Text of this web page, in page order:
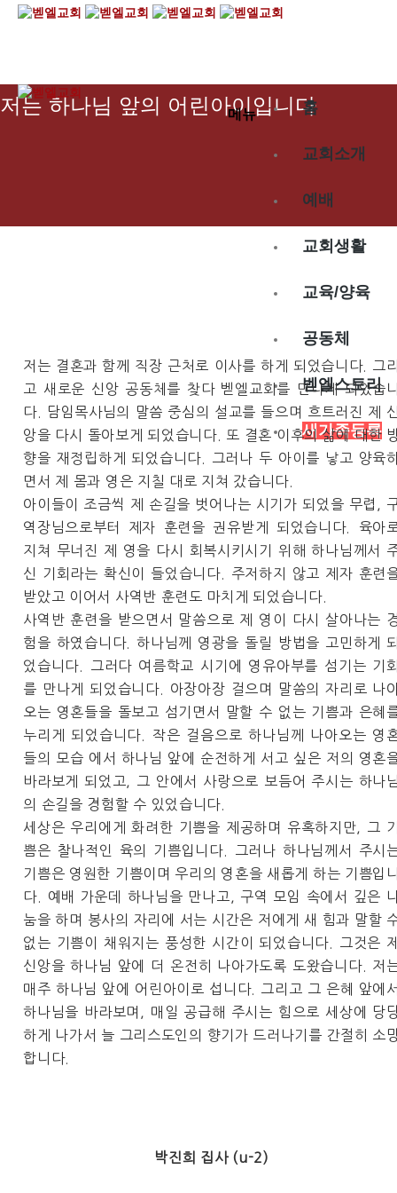
홈
교회소개
예배
교회생활
교육/양육
공동체
벧엘스토리
새가족등록
메뉴
저는 하나님 앞의 어린아이입니다
저는 결혼과 함께 직장 근처로 이사를 하게 되었습니다. 그
고 새로운 신앙 공동체를 찾다 벧엘교회를 만나게 되었습
다. 담임목사님의 말씀 중심의 설교를 들으며 흐트러진 제
앙을 다시 돌아보게 되었습니다. 또 결혼 이후의 삶에 대한
향을 재정립하게 되었습니다. 그러나 두 아이를 낳고 양육
면서 제 몸과 영은 지칠 대로 지쳐 갔습니다.
아이들이 조금씩 제 손길을 벗어나는 시기가 되었을 무렵,
역장님으로부터 제자 훈련을 권유받게 되었습니다. 육아
지쳐 무너진 제 영을 다시 회복시키시기 위해 하나님께서
신 기회라는 확신이 들었습니다. 주저하지 않고 제자 훈련
받았고 이어서 사역반 훈련도 마치게 되었습니다.
사역반 훈련을 받으면서 말씀으로 제 영이 다시 살아나는
험을 하였습니다. 하나님께 영광을 돌릴 방법을 고민하게
었습니다. 그러다 여름학교 시기에 영유아부를 섬기는 기
를 만나게 되었습니다. 아장아장 걸으며 말씀의 자리로 나
오는 영혼들을 돌보고 섬기면서 말할 수 없는 기쁨과 은혜
누리게 되었습니다. 작은 걸음으로 하나님께 나아오는 영
들의 모습 에서 하나님 앞에 순전하게 서고 싶은 저의 영혼
바라보게 되었고, 그 안에서 사랑으로 보듬어 주시는 하나
의 손길을 경험할 수 있었습니다.
세상은 우리에게 화려한 기쁨을 제공하며 유혹하지만, 그
쁨은 찰나적인 육의 기쁨입니다. 그러나 하나님께서 주시
기쁨은 영원한 기쁨이며 우리의 영혼을 새롭게 하는 기쁨입
다. 예배 가운데 하나님을 만나고, 구역 모임 속에서 깊은
눔을 하며 봉사의 자리에 서는 시간은 저에게 새 힘과 말할
없는 기쁨이 채워지는 풍성한 시간이 되었습니다. 그것은
신앙을 하나님 앞에 더 온전히 나아가도록 도왔습니다. 저
매주 하나님 앞에 어린아이로 섭니다. 그리고 그 은혜 앞에
하나님을 바라보며, 매일 공급해 주시는 힘으로 세상에 당
하게 나가서 늘 그리스도인의 향기가 드러나기를 간절히 소
합니다.
박진희 집사 (u-2)